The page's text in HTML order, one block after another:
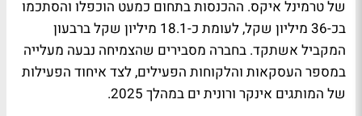
של טרמינל איקס. ההכנסות בתחום כמעט הוכפלו והסתכמו
בכ-36 מיליון שקל, לעומת כ-18.1 מיליון שקל ברבעון
המקביל אשתקד. בחברה מסבירים שהצמיחה נבעה מעלייה
במספר העסקאות והלקוחות הפעילים, לצד איחוד הפעילות
של המותגים אינקר ורונית ים במהלך 2025.